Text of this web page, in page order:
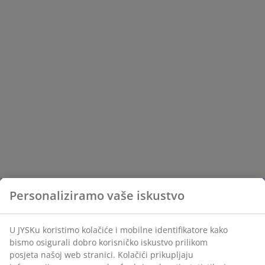
Personaliziramo vaše iskustvo
U JYSKu koristimo kolačiće i mobilne identifikatore kako
bismo osigurali dobro korisničko iskustvo prilikom
posjeta našoj web stranici. Kolačići prikupljaju